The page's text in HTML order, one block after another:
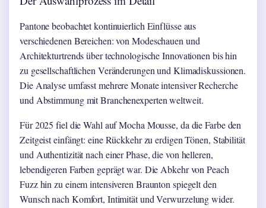
Pantone beobachtet kontinuierlich Einflüsse aus
verschiedenen Bereichen: von Modeschauen und
Architekturtrends über technologische Innovationen bis hin
zu gesellschaftlichen Veränderungen und Klimadiskussionen.
Die Analyse umfasst mehrere Monate intensiver Recherche
und Abstimmung mit Branchenexperten weltweit.
Für 2025 fiel die Wahl auf Mocha Mousse, da die Farbe den
Zeitgeist einfängt: eine Rückkehr zu erdigen Tönen, Stabilität
und Authentizität nach einer Phase, die von helleren,
lebendigeren Farben geprägt war. Die Abkehr von Peach
Fuzz hin zu einem intensiveren Braunton spiegelt den
Wunsch nach Komfort, Intimität und Verwurzelung wider.